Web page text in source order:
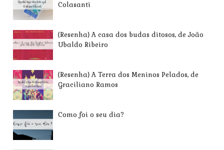
Colasanti
{Resenha} A casa dos budas ditosos, de João
Ubaldo Ribeiro
{Resenha} A Terra dos Meninos Pelados, de
Graciliano Ramos
Como foi o seu dia?